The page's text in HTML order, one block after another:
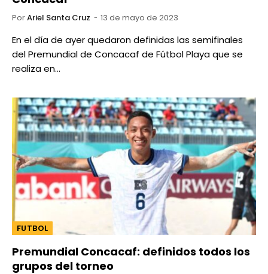
PorAriel Santa Cruz 13 de mayo de 2023
En el día de ayer quedaron definidas las semifinales
del Premundial de Concacaf de Fútbol Playa que se
realiza en…
FUTBOL
Premundial Concacaf: definidos todos los
grupos del torneo